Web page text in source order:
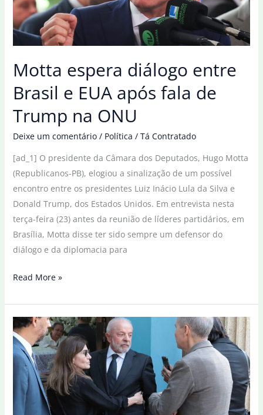
Inglaterra
Motta espera diálogo entre
Brasil e EUA após fala de
Trump na ONU
Deixe um comentário / Política / Tá Contratado
[ad_1] O presidente da Câmara dos Deputados, Hugo Motta
(Republicanos-PB), elogiou a sinalização de um possível
encontro entre os presidentes Luiz Inácio Lula da Silva e
Donald Trump, dos Estados Unidos. Em entrevista nesta
terça-feira (23) antes da reunião de líderes partidários, em
Brasília, Motta disse ter sido sempre um defensor do
diálogo e da diplomacia para
Motta
diálogo
entre
Brasil
e
EUA
após
fala
Read More »